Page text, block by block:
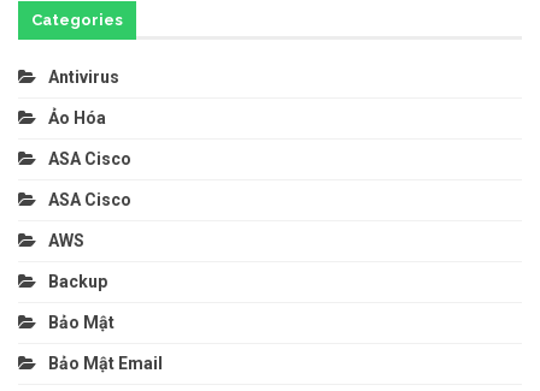
Categories
Antivirus
Ảo Hóa
ASA Cisco
ASA Cisco
AWS
Backup
Bảo Mật
Bảo Mật Email